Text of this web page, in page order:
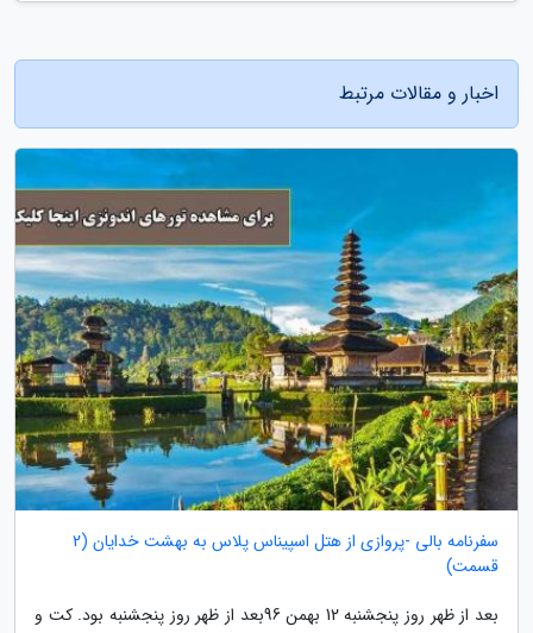
اخبار و مقالات مرتبط
سفرنامه بالی -پروازی از هتل اسپیناس پلاس به بهشت خدایان (2
قسمت)
بعد از ظهر روز پنجشنبه 12 بهمن 96بعد از ظهر روز پنجشنبه بود. کت و